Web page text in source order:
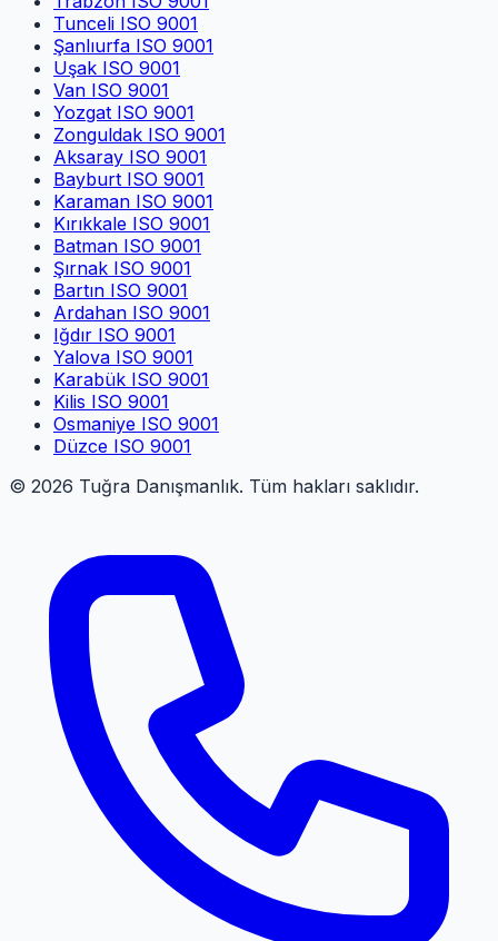
Tunceli ISO 9001
Şanlıurfa ISO 9001
Uşak ISO 9001
Van ISO 9001
Yozgat ISO 9001
Zonguldak ISO 9001
Aksaray ISO 9001
Bayburt ISO 9001
Karaman ISO 9001
Kırıkkale ISO 9001
Batman ISO 9001
Şırnak ISO 9001
Bartın ISO 9001
Ardahan ISO 9001
Iğdır ISO 9001
Yalova ISO 9001
Karabük ISO 9001
Kilis ISO 9001
Osmaniye ISO 9001
Düzce ISO 9001
© 2026 Tuğra Danışmanlık. Tüm hakları saklıdır.